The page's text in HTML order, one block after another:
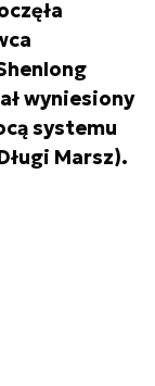
wyniesiony
systemu
Marsz).